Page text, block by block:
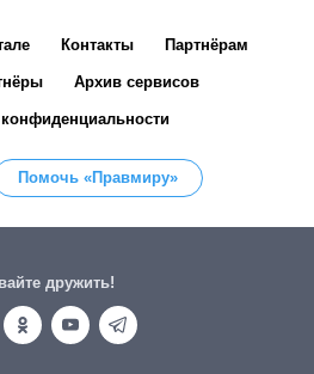
Контакты Партнёрам
Архив сервисов
Помочь «Правмиру»
дружить!